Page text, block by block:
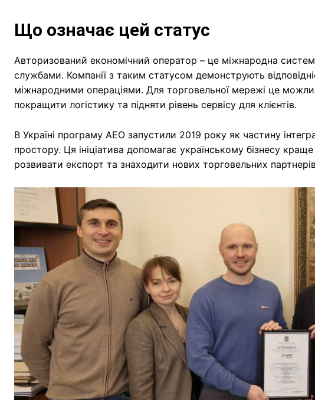
Що означає цей статус
Авторизований економічний оператор – це міжнародна
службами. Компанії з таким статусом демонструють
міжнародними операціями. Для торговельної мережі це
покращити логістику та підняти рівень сервісу для клієнтів.
В Україні програму АЕО запустили 2019 року як частину
простору. Ця ініціатива допомагає українському бізнесу
розвивати експорт та знаходити нових торговельних